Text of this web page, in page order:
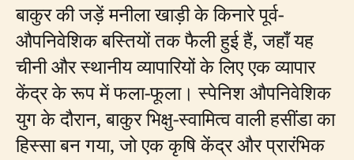
बाकुर की जड़ें मनीला खाड़ी के किनारे पूर्व-
औपनिवेशिक बस्तियों तक फैली हुई हैं, जहाँ यह
चीनी और स्थानीय व्यापारियों के लिए एक व्यापार
केंद्र के रूप में फला-फूला। स्पेनिश औपनिवेशिक
युग के दौरान, बाकुर भिक्षु-स्वामित्व वाली हसींडा का
हिस्सा बन गया, जो एक कृषि केंद्र और प्रारंभिक